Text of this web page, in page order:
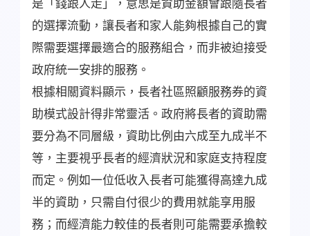
的選擇流動，讓長者和家人能夠根據自己的實
際需要選擇最適合的服務組合，而非被迫接受
政府統一安排的服務。
根據相關資料顯示，長者社區照顧服務券的資
助模式設計得非常靈活。政府將長者的資助需
要分為不同層級，資助比例由六成至九成半不
等，主要視乎長者的經濟狀況和家庭支持程度
而定。例如一位低收入長者可能獲得高達九成
半的資助，只需自付很少的費用就能享用服
務；而經濟能力較佳的長者則可能需要承擔較